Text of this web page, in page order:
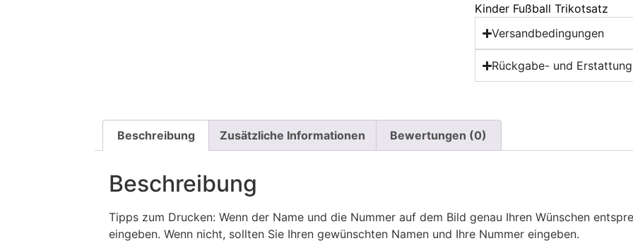
Kinder Fußball Trikotsatz
Versandbedingungen
Rückgabe- und
Beschreibung Zusätzliche Informationen Bewertungen (0)
Beschreibung
Tipps zum Drucken: Wenn der Name und die Nummer auf dem Bild genau Ihren Wünschen
eingeben. Wenn nicht, sollten Sie Ihren gewünschten Namen und Ihre Nummer eingeben.